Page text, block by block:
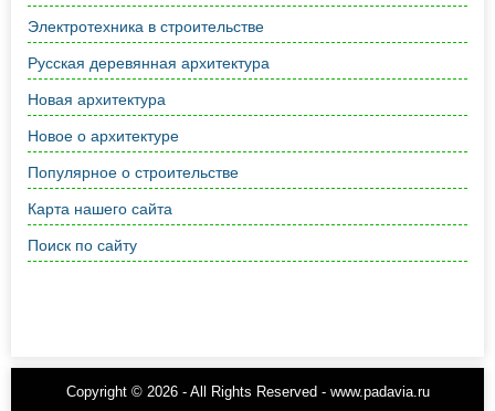
Электротехника в строительстве
Русская деревянная архитектура
Новая архитектура
Новое о архитектуре
Популярное о строительстве
Карта нашего сайта
Поиск по сайту
Copyright © 2026 - All Rights Reserved - www.padavia.ru